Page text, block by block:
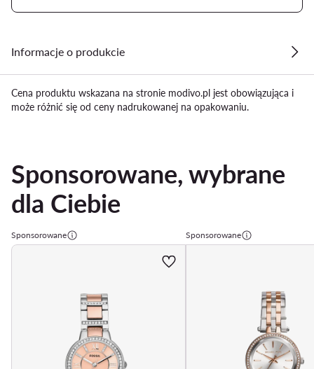
Informacje o produkcie
Cena produktu wskazana na stronie modivo.pl jest obowiązująca i
może różnić się od ceny nadrukowanej na opakowaniu.
Sponsorowane, wybrane
dla Ciebie
Sponsorowane Sponsorowane